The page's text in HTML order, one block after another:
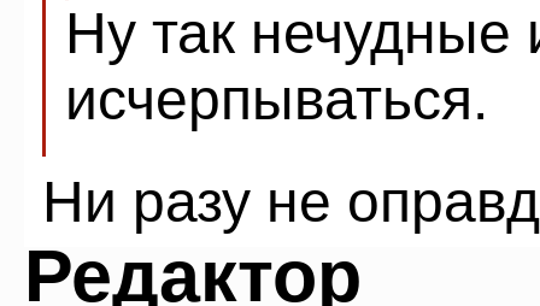
Ну так
исчерпываться.
Ни разу не
Редактор